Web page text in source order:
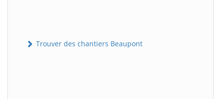
Trouver des chantiers Beaupont